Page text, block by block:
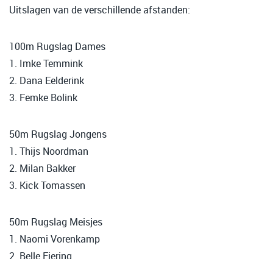
Uitslagen van de verschillende afstanden:
100m Rugslag Dames
1. Imke Temmink
2. Dana Eelderink
3. Femke Bolink
50m Rugslag Jongens
1. Thijs Noordman
2. Milan Bakker
3. Kick Tomassen
50m Rugslag Meisjes
1. Naomi Vorenkamp
2. Belle Fiering